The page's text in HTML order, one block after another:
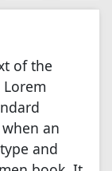
of the
an
and